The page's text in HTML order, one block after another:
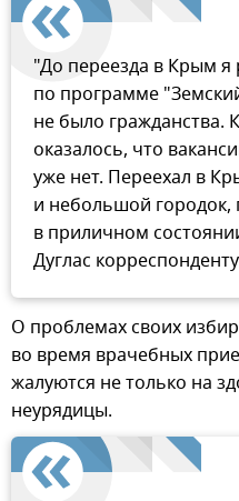
"До переезда в Крым я
по программе
не было гражданства.
оказалось, что
уже нет. Переехал в
и небольшой городок,
в приличном
Дуглас
О проблемах своих
во время врачебных
жалуются не только на
неурядицы.